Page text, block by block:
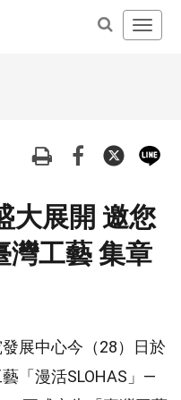
開
單
大展開 邀您
灣工藝 集章
展中心今（28）日於
「漫活SLOHAS」—